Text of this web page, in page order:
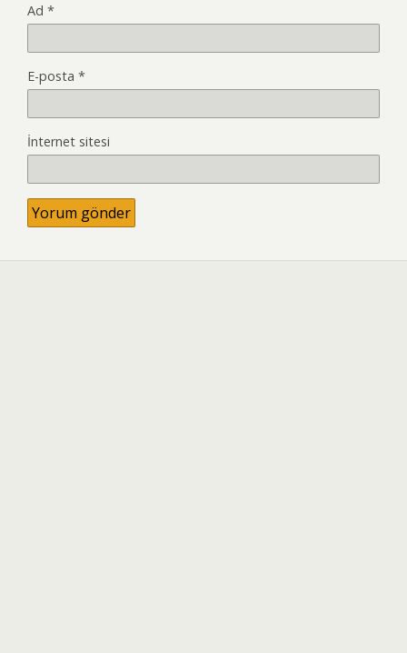
Ad *
E-posta *
İnternet sitesi